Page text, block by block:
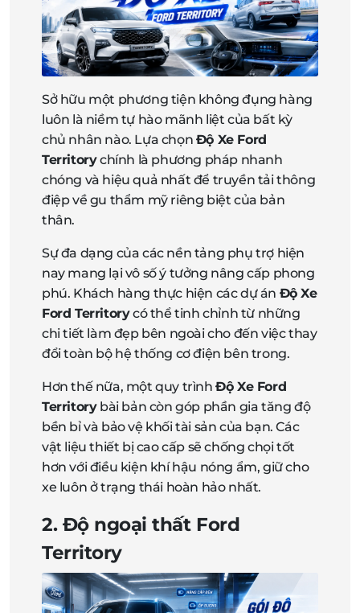
Sở hữu một phương tiện không đụng hàng
luôn là niềm tự hào mãnh liệt của bất kỳ
chủ nhân nào. Lựa chọn Độ Xe Ford
Territorychính là phương pháp nhanh
chóng và hiệu quả nhất để truyền tải thông
điệp về gu thẩm mỹ riêng biệt của bản
thân.
Sự đa dạng của các nền tảng phụ trợ hiện
nay mang lại vô số ý tưởng nâng cấp phong
phú. Khách hàng thực hiện các dự án Độ Xe
Ford Territorycó thể tinh chỉnh từ những
chi tiết làm đẹp bên ngoài cho đến việc thay
đổi toàn bộ hệ thống cơ điện bên trong.
Hơn thế nữa, một quy trìnhĐộ Xe Ford
Territorybài bản còn góp phần gia tăng độ
bền bỉ và bảo vệ khối tài sản của bạn. Các
vật liệu thiết bị cao cấp sẽ chống chọi tốt
hơn với điều kiện khí hậu nóng ẩm, giữ cho
xe luôn ở trạng thái hoàn hảo nhất.
2. Độ ngoại thất Ford
Territory